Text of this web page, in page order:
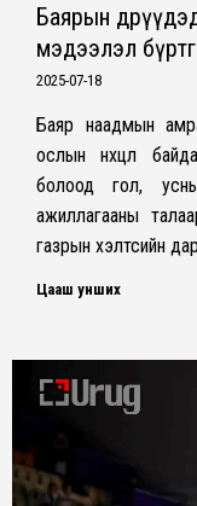
Баярын
мэдээлэл
2025-07-18
Баяр наадмын
ослын нөхцөл
болоод гол,
ажиллагааны
газрын хэлтсийн
Цааш унших